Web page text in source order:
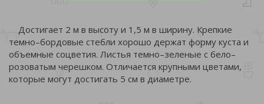
Достигает 2 м в высоту и 1,5 м в ширину. Крепкие
темно–бордовые стебли хорошо держат форму куста и
объемные соцветия. Листья темно–зеленые с бело–
розоватым черешком. Отличается крупными цветами,
которые могут достигать 5 см в диаметре.